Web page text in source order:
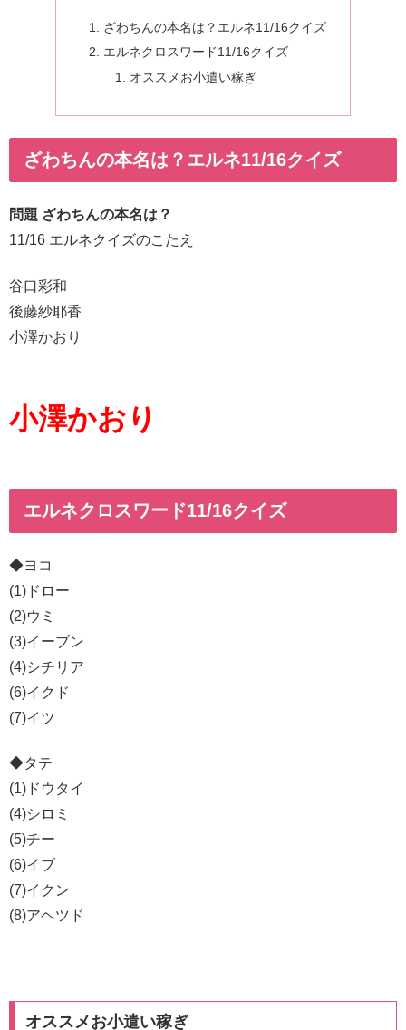
ざわちんの本名は？エルネ11/16クイズ
エルネクロスワード11/16クイズ
オススメお小遣い稼ぎ
ざわちんの本名は？エルネ11/16クイズ
問題 ざわちんの本名は？
11/16 エルネクイズのこたえ
谷口彩和
後藤紗耶香
小澤かおり
小澤かおり
エルネクロスワード11/16クイズ
◆ヨコ
(1)ドロー
(2)ウミ
(3)イーブン
(4)シチリア
(6)イクド
(7)イツ
◆タテ
(1)ドウタイ
(4)シロミ
(5)チー
(6)イブ
(7)イクン
(8)アヘツド
オススメお小遣い稼ぎ